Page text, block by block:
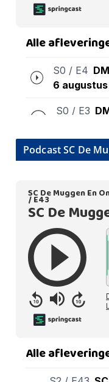
Podcast SC De